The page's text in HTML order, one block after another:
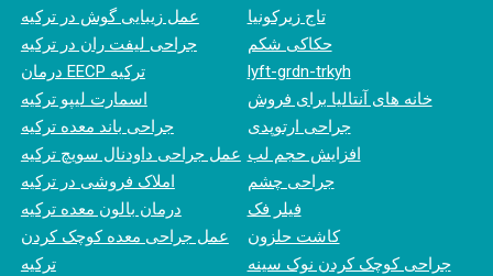
عمل زیبایی گوش در ترکیه
جراحی لیفت ران در ترکیه
درمان EECP ترکیه
اسمارت لیپو ترکیه
جراحی باند معده ترکیه
عمل جراحی داودنال سویچ ترکیه
املاک فروشی در ترکیه
درمان بالون معده ترکیه
عمل جراحی معده کوچک کردن
ترکیه
تاج زیرکونیا
حکاکی شکم
lyft-grdn-trkyh
خانه های آنتالیا برای فروش
جراحی ارتوپدی
افزایش حجم لب
جراحی چشم
فیلر فک
کاشت حلزون
جراحی کوچک کردن نوک سینه